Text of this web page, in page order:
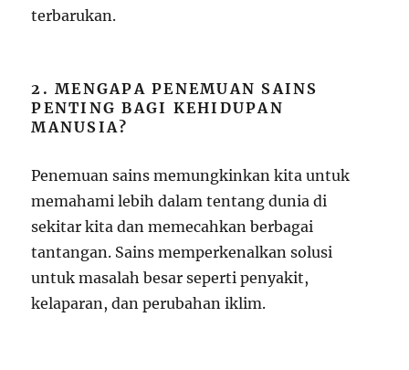
terbarukan.
2. MENGAPA PENEMUAN SAINS
PENTING BAGI KEHIDUPAN
MANUSIA?
Penemuan sains memungkinkan kita untuk
memahami lebih dalam tentang dunia di
sekitar kita dan memecahkan berbagai
tantangan. Sains memperkenalkan solusi
untuk masalah besar seperti penyakit,
kelaparan, dan perubahan iklim.